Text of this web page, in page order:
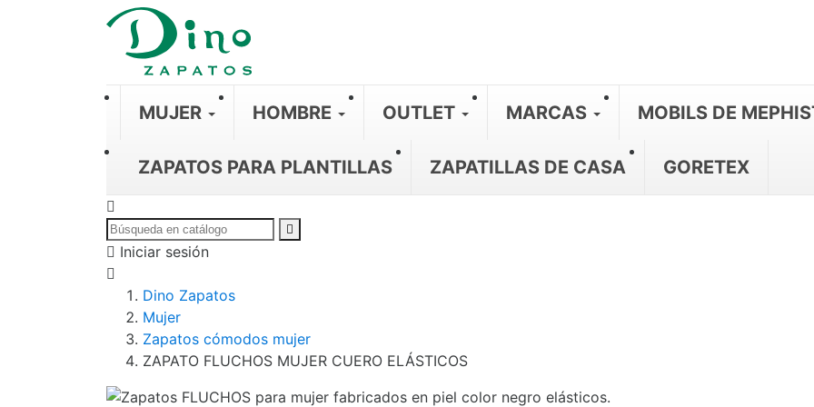
MUJER HOMBRE OUTLET MARCAS MOBILS DE
ZAPATOS PARA PLANTILLAS ZAPATILLAS DE CASA GORETEX
Iniciar sesión
Dino Zapatos
Mujer
Zapatos cómodos mujer
ZAPATO FLUCHOS MUJER CUERO ELÁSTICOS